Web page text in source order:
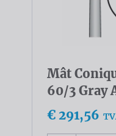
Mât
60/3 Gray
€ 291,56